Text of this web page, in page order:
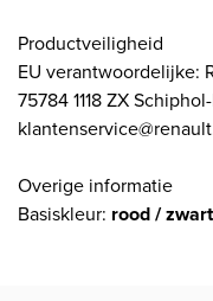
Productveiligheid
EU verantwoordelijke:
75784 1118 ZX
Overige informatie
Basiskleur: rood / zwart